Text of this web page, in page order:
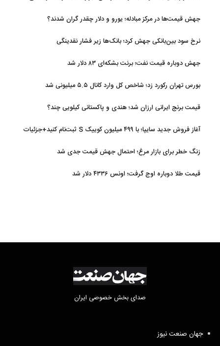
جهش قیمت‌ها در مرکز مبادله؛ یورو و دلار چقدر گران شدند؟
نرخ سود بین‌بانکی جهش کرد؛ بانک‌ها زیر فشار نقدینگی
جهش دوباره قیمت نفت؛ برنت بشکه‌ای ۸۳ دلار شد
بورس تهران رکورد زد؛ شاخص کل وارد کانال ۵.۵ میلیونی شد
قیمت برنج ایرانی ارزان شد؛ هندی و پاکستانی کیلویی چند؟
آغاز فروش جدید سایپا؛ با ۴۹۹ میلیون کوییک S ثبت‌نام کنید+جزئیات
زنگ خطر برای بازار مرغ؛ احتمال جهش قیمت جدی شد
قیمت طلا دوباره اوج گرفت؛ اونس ۴۳۳۶ دلار شد
صدای بخش خصوصی ایران
جهان صنعت نیوز